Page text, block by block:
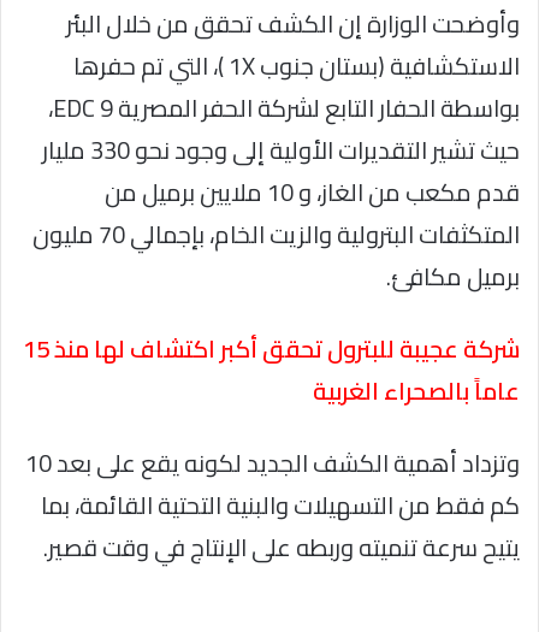
وأوضحت الوزارة إن الكشف تحقق من خلال البئر
الاستكشافية (بستان جنوب 1X )، التي تم حفرها
بواسطة الحفار التابع لشركة الحفر المصرية EDC 9،
حيث تشير التقديرات الأولية إلى وجود نحو 330 مليار
قدم مكعب من الغاز، و 10 ملايين برميل من
المتكثفات البترولية والزيت الخام، بإجمالي 70 مليون
برميل مكافئ.
شركة عجيبة للبترول تحقق أكبر اكتشاف لها منذ 15
عاماً بالصحراء الغربية
وتزداد أهمية الكشف الجديد لكونه يقع على بعد 10
كم فقط من التسهيلات والبنية التحتية القائمة، بما
يتيح سرعة تنميته وربطه على الإنتاج في وقت قصير.